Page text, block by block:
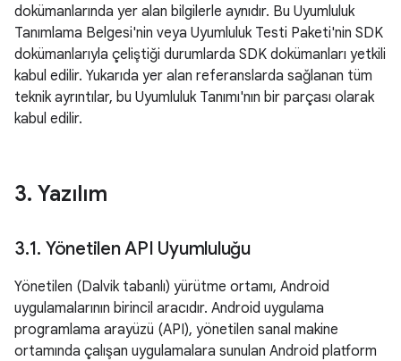
dokümanlarında yer alan bilgilerle aynıdır. Bu Uyumluluk
Tanımlama Belgesi'nin veya Uyumluluk Testi Paketi'nin SDK
dokümanlarıyla çeliştiği durumlarda SDK dokümanları yetkili
kabul edilir. Yukarıda yer alan referanslarda sağlanan tüm
teknik ayrıntılar, bu Uyumluluk Tanımı'nın bir parçası olarak
kabul edilir.
3. Yazılım
3.1. Yönetilen API Uyumluluğu
Yönetilen (Dalvik tabanlı) yürütme ortamı, Android
uygulamalarının birincil aracıdır. Android uygulama
programlama arayüzü (API), yönetilen sanal makine
ortamında çalışan uygulamalara sunulan Android platform